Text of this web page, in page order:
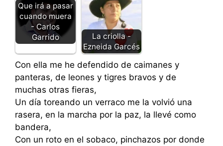
Que irá a pasar
cuando muera
- Carlos
Garrido
La criolla -
Ezneida Garcés
Con ella me he defendido de caimanes y
panteras, de leones y tigres bravos y de
muchas otras fieras,
Un día toreando un verraco me la volvió una
rasera, en la marcha por la paz, la llevé como
bandera,
Con un roto en el sobaco, pinchazos por donde